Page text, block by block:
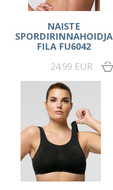
NAISTE
SPORDIRINNAHOIDJA
FILA FU6042
24.99 EUR